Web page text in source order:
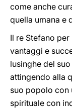
come anche
quella umana e
Il re Stefano
vantaggi e
lusinghe del
attingendo alla
suo popolo con
spirituale con